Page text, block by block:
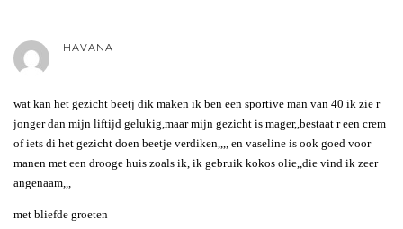
HAVANA
wat kan het gezicht beetj dik maken ik ben een sportive man van 40 ik zie r
jonger dan mijn liftijd gelukig,maar mijn gezicht is mager,,bestaat r een crem
of iets di het gezicht doen beetje verdiken,,,, en vaseline is ook goed voor
manen met een drooge huis zoals ik, ik gebruik kokos olie,,die vind ik zeer
angenaam,,,
met bliefde groeten